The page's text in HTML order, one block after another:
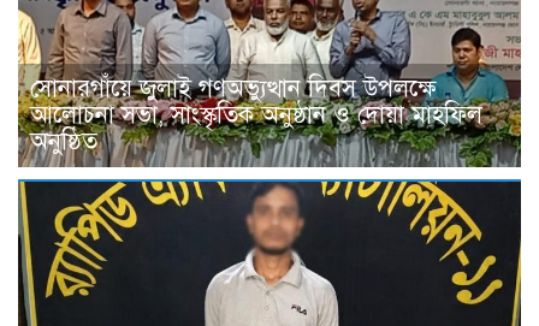
সোনারগাঁয়ে জুলাই গণঅভ্যুত্থান দিবস উপলক্ষে
আলোচনা সভা, সাংস্কৃতিক অনুষ্ঠান ও দোয়া মাহফিল
অনুষ্ঠিত